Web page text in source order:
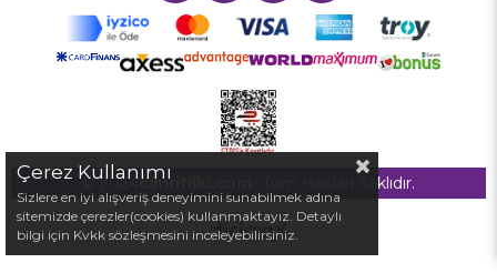
© 2024cimritilki.com - Tüm Hakları Saklıdır.
Çerez Kullanımı
Sizlere en iyi alışveriş deneyimini sunabilmek adına
sitemizde çerezler(cookies) kullanmaktayız. Detaylı
bilgi için Kvkk sözleşmesini inceleyebilirsiniz.